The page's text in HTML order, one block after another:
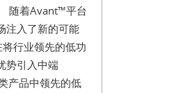
随着Avant™平台
注入了新的可能
行业领先的低功
势引入中端
产品中领先的低